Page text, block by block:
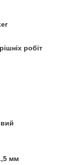
робіт
мм